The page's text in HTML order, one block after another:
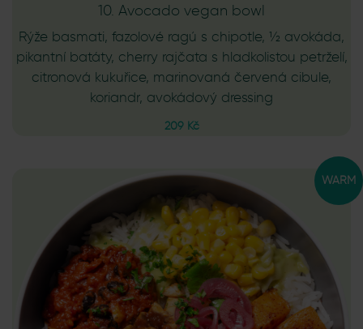
10. Avocado vegan bowl
Rýže basmati, fazolové ragú s chipotle, ½ avokáda,
pikantní batáty, cherry rajčata s hladkolistou petrželí,
citronová kukuřice, marinovaná červená cibule,
koriandr, avokádový dressing
209 Kč
WARM